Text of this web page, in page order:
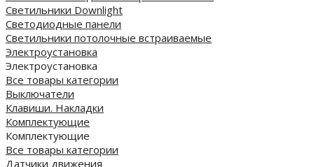
Светильники Downlight
Светодиодные панели
Cветильники потолочные встраиваемые
Электроустановка
Электроустановка
Все товары категории
Выключатели
Клавиши. Накладки
Комплектующие
Комплектующие
Все товары категории
Датчики движения